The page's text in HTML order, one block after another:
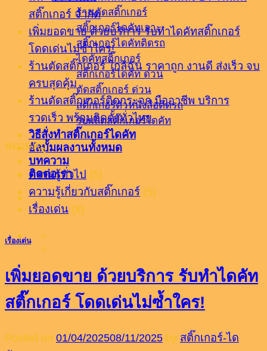
ร้านตัดสติ๊กเกอร์
สติ๊กเกอร์ไดคัทเจาะ
สติ๊กเกอร์ไดคัทติดรถ
ไดคัทสติ๊กเกอร์
สติ๊กเกอร์ไดคัท ด่วน
ตัดสติ๊กเกอร์ ด่วน
สติ๊กเกอร์ตัวหนังสือติดรถ
รับผลิตสติ๊กเกอร์ไดคัท
วิธีสั่งทำสติ๊กเกอร์ไดคัท
อัลบั้มผลงานทั้งหมด
บทความ
ติดต่อเรา
สติ๊กเกอร์ จำกัด
เพิ่มยอดขาย ด้วยบริการ รับทำไดคัทสติ๊กเกอร์
โดดเด่นไม่ซ้ำใคร!
ร้านตัดสติ๊กเกอร์ ใกล้ฉัน ราคาถูก งานดี ส่งเร็ว จบ
ครบสุดคุ้ม
ร้านตัดสติ๊กเกอร์ติดกระจก มืออาชีพ บริการ
รวดเร็ว พร้อมติดตั้งทั่วไทย
หมวดหมู่
ความรู้ทั่วไป (5)
ความรู้เกี่ยวกับสติ๊กเกอร์ (5)
เรื่องเด่น (8)
เรื่องเด่น
เพิ่มยอดขาย ด้วยบริการ รับทำไดคัท
สติ๊กเกอร์ โดดเด่นไม่ซ้ำใคร!
Posted on 01/04/202508/11/2025 by สติ๊กเกอร์-ได